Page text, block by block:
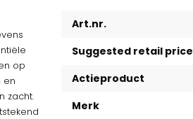
op
en
zacht.
Art.nr.
Suggested retail price
Actieproduct
Merk